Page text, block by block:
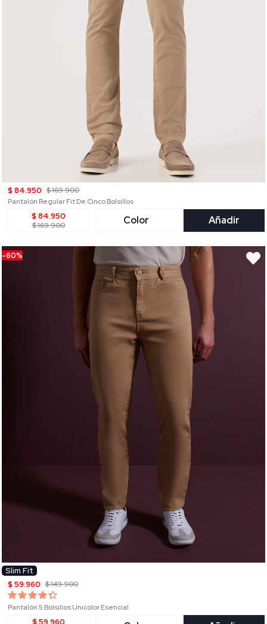
$ 84.950 $ 169.900
Pantalón Regular Fit De Cinco Bolsillos
$ 84.950
$ 169.900 Color Añadir
-60%
Slim Fit
$ 59.960 $ 149.900
Pantalón 5 Bolsillos Unicolor Esencial
$ 59.960